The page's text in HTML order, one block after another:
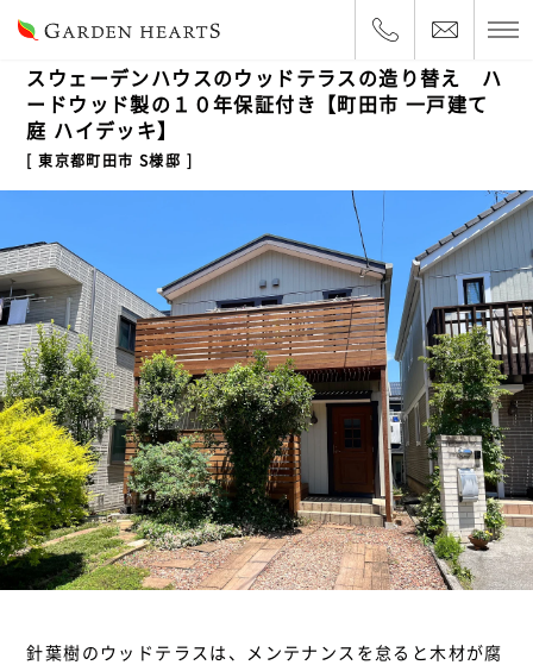
2024.7.23 ハイデッキ・車庫上
東京都町田市 S様邸
スウェーデンハウスのウッドテラスの造り替え ハ
ードウッド製の１０年保証付き【町田市 一戸建て
庭 ハイデッキ】
針葉樹のウッドテラスは、メンテナンスを怠ると木材が腐